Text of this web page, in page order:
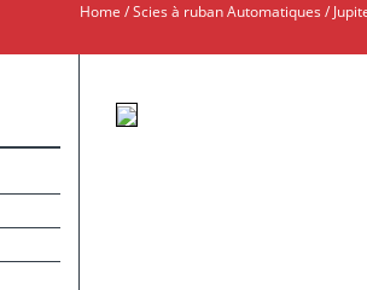
Home /Scies à ruban Automatiques /